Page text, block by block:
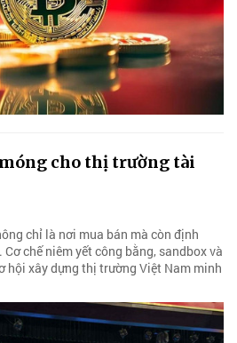
cho thị trường tài
chỉ là nơi mua bán mà còn định
chế niêm yết công bằng, sandbox và
hội xây dựng thị trường Việt Nam minh